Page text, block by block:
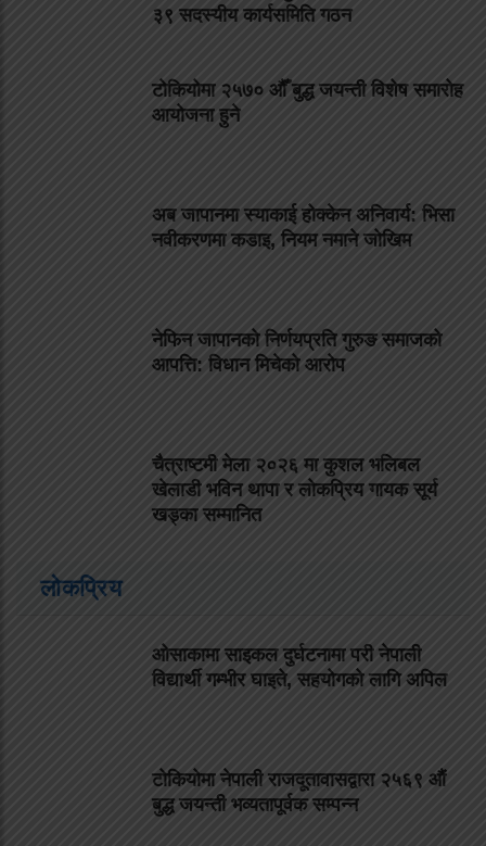
३९ सदस्यीय कार्यसमिति गठन
टोकियोमा २५७० औँ बुद्ध जयन्ती विशेष समारोह
आयोजना हुने
अब जापानमा स्याकाई होक्केन अनिवार्य: भिसा
नवीकरणमा कडाइ, नियम नमाने जोखिम
नेफिन जापानको निर्णयप्रति गुरुङ समाजको
आपत्ति: विधान मिचेको आरोप
चैत्राष्टमी मेला २०२६ मा कुशल भलिबल
खेलाडी भविन थापा र लोकप्रिय गायक सूर्य
खड्का सम्मानित
लोकप्रिय
ओसाकामा साइकल दुर्घटनामा परी नेपाली
विद्यार्थी गम्भीर घाइते, सहयोगको लागि अपिल
टोकियोमा नेपाली राजदूतावासद्वारा २५६९ औं
बुद्ध जयन्ती भव्यतापूर्वक सम्पन्न